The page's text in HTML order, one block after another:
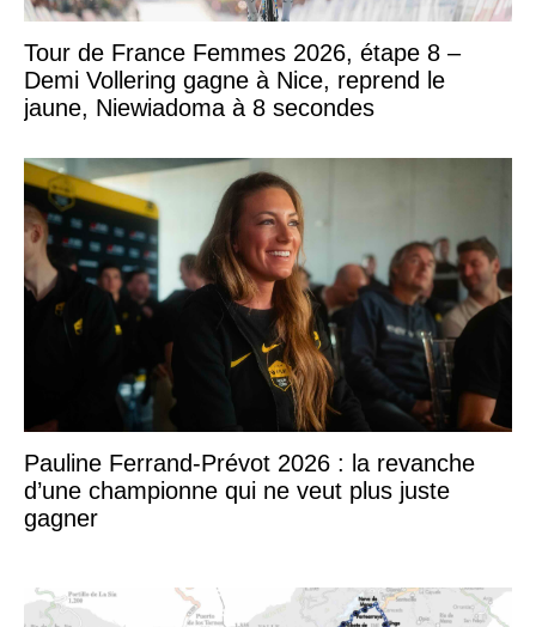
Tour de France Femmes 2026, étape 8 –
Demi Vollering gagne à Nice, reprend le
jaune, Niewiadoma à 8 secondes
Pauline Ferrand-Prévot 2026 : la revanche
d’une championne qui ne veut plus juste
gagner